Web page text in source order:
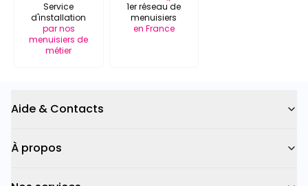
Service
d'installation
par nos
menuisiers de
métier
1er réseau de
menuisiers
en France
Aide & Contacts
À propos